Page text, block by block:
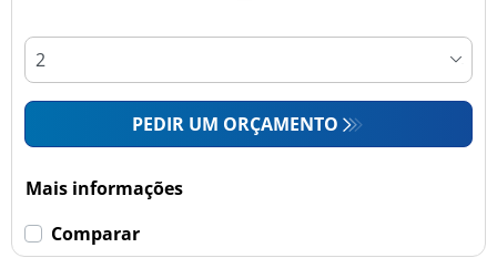
PEDIR UM ORÇAMENTO
Mais informações
Comparar